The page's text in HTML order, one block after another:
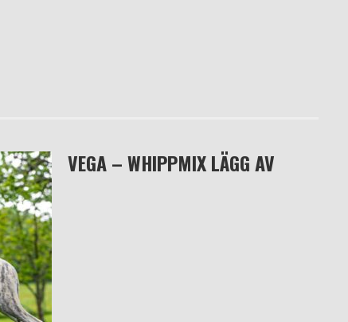
VEGA – WHIPPMIX LÄGG AV